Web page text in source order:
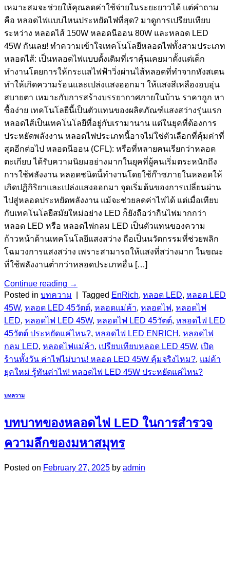
เหมาะสมจะช่วยให้คุณลดค่าใช้จ่ายในระยะยาวได้ แต่คำถาม
คือ หลอดไฟแบบไหนประหยัดไฟที่สุด? มาดูการเปรียบเทียบ
ระหว่าง หลอดไส้ 150W หลอดนีออน 80W และหลอด LED
45W กันเลย! ทำความเข้าใจเทคโนโลยีหลอดไฟทั้งสามประเภท
หลอดไส้: เป็นหลอดไฟแบบดั้งเดิมที่เราคุ้นเคยมาตั้งแต่เด็ก
ทำงานโดยการให้กระแสไฟฟ้าวิ่งผ่านไส้หลอดที่ทำจากทังสเตน
ทำให้เกิดความร้อนและเปล่งแสงออกมา ให้แสงสีเหลืองอบอุ่น
สบายตา เหมาะกับการสร้างบรรยากาศภายในบ้าน ราคาถูก หา
ซื้อง่าย เทคโนโลยีนี้เป็นตัวแทนของผลิตภัณฑ์แสงสว่างรุ่นแรก
หลอดไส้เป็นเทคโนโลยีที่อยู่กับเรามานาน แต่ในยุคที่ต้องการ
ประหยัดพลังงาน หลอดไฟประเภทนี้อาจไม่ใช่ตัวเลือกที่คุ้มค่าที่
สุดอีกต่อไป หลอดนีออน (CFL): หรือที่หลายคนเรียกว่าหลอด
ตะเกียบ ได้รับความนิยมอย่างมากในยุคที่ผู้คนเริ่มตระหนักถึง
การใช้พลังงาน หลอดชนิดนี้ทำงานโดยใช้ก๊าซภายในหลอดให้
เกิดปฏิกิริยาและเปล่งแสงออกมา จุดเริ่มต้นของการเปลี่ยนผ่าน
ไปสู่หลอดประหยัดพลังงาน แม้จะช่วยลดค่าไฟได้ แต่เมื่อเทียบ
กับเทคโนโลยีสมัยใหม่อย่าง LED ก็ยังถือว่ากินไฟมากกว่า
หลอด LED หรือ หลอดไฟกลม LED เป็นตัวแทนของความ
ก้าวหน้าด้านเทคโนโลยีแสงสว่าง ถือเป็นนวัตกรรมที่ช่วยพลิก
โฉมวงการแสงสว่าง เพราะสามารถให้แสงที่สว่างมาก ในขณะ
ที่ใช้พลังงานต่ำกว่าหลอดประเภทอื่น […]
Continue reading →
Posted in บทความ Tagged EnRich, หลอด LED, หลอด LED
45W, หลอด LED 45วัตต์, หลอดแม่ค้า, หลอดไฟ, หลอดไฟ
LED, หลอดไฟ LED 45W, หลอดไฟ LED 45วัตต์, หลอดไฟ LED
45วัตต์ ประหยัดแค่ไหน?, หลอดไฟ LED ENRICH , หลอดไฟ
กลม LED, หลอดไฟแม่ค้า, เปรียบเทียบหลอด LED 45W, เปิด
ร้านทั้งวัน ค่าไฟไม่บาน! หลอด LED 45W คุ้มจริงไหม?, แม่ค้า
ยุคใหม่ รู้ทันค่าไฟ! หลอดไฟ LED 45W ประหยัดแค่ไหน?
บทความ
บทบาทของหลอดไฟ LED ในการสำรวจ
ความลึกของมหาสมุทร
Posted on February 27, 2025 by admin